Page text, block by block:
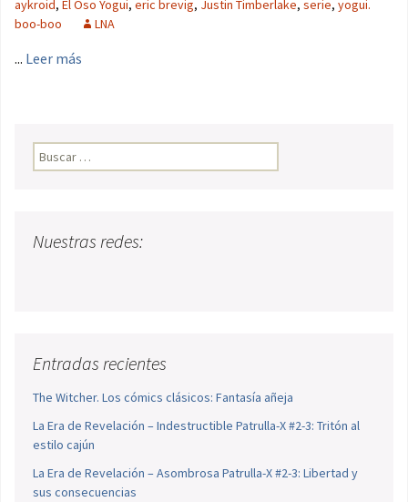
aykroid, El Oso Yogui, eric brevig, Justin Timberlake, serie, yogui.
boo-boo
LNA
... Leer más
Buscar:
Nuestras redes:
Entradas recientes
The Witcher. Los cómics clásicos: Fantasía añeja
La Era de Revelación – Indestructible Patrulla-X #2-3: Tritón al
estilo cajún
La Era de Revelación – Asombrosa Patrulla-X #2-3: Libertad y
sus consecuencias